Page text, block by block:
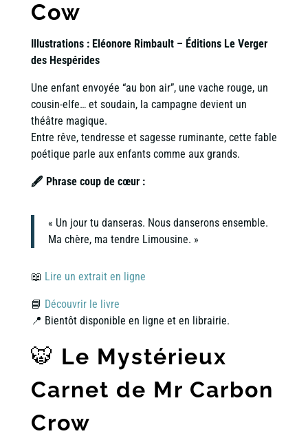
Cow
Illustrations : Eléonore Rimbault – Éditions Le Verger
des Hespérides
Une enfant envoyée “au bon air”, une vache rouge, un
cousin-elfe… et soudain, la campagne devient un
théâtre magique.
Entre rêve, tendresse et sagesse ruminante, cette fable
poétique parle aux enfants comme aux grands.
🖋 Phrase coup de cœur :
« Un jour tu danseras. Nous danserons ensemble.
Ma chère, ma tendre Limousine. »
📖 Lire un extrait en ligne
📘 Découvrir le livre
📍 Bientôt disponible en ligne et en librairie.
🐯 Le Mystérieux
Carnet de Mr Carbon
Crow